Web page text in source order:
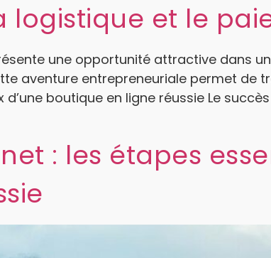
logistique et le
une opportunité attractive dans
aventure entrepreneuriale permet
boutique en ligne réussie Le
: les étapes